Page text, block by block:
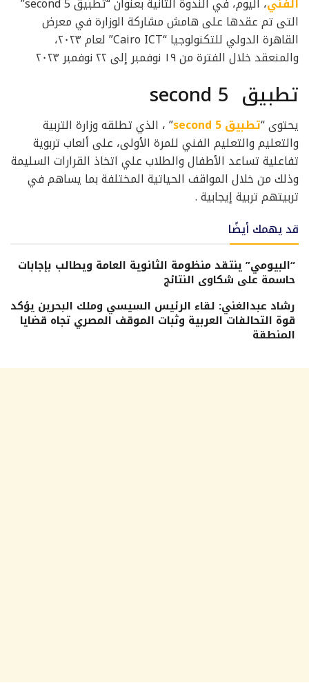
التى تم عقدها على هامش مشاركة الوزارة في معرض
القاهرة الدولي للتكنولوجيا “Cairo ICT” لعام ٢٠٢٣،
والمنعقد خلال الفترة من ١٩ نوفمبر إلى ٢٢ نوفمبر ٢٠٢٣
تطبيق second 5
يحتوى “تطبيق 5 second
” ، الذي تطلقه وزارة التربية
والتعليم والتعليم الفني للمرة الأولى، على ألعاب تربوية
تفاعلية تساعد الأطفال والطلاب علي اتخاذ القرارات السليمة
وذلك من خلال المواقف الحياتية المختلفة بما يساهم في
تربيتهم تربية إيجابية .
قد يهمك أيضًا
“البيومي” ينتقد منظومة الثانوية العامة ويطالب بإجابات
حاسمة على شكاوى النتائج
رشاد عبدالغني: لقاء الرئيس السيسي وملك البحرين يؤكد
قوة التحالفات العربية وثبات الموقف المصري تجاه قضايا
المنطقة